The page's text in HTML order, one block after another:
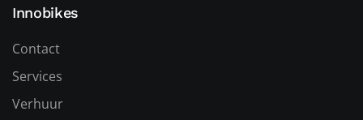
Innobikes
Contact
Services
Verhuur